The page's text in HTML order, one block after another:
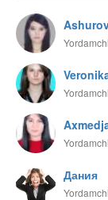
Yordamchi
Yordamchi
Yordamchi
Дания
Yordamchi